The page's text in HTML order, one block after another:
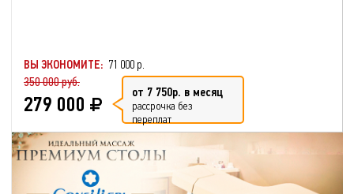
ВЫ ЭКОНОМИТЕ: 71 000 р.
350 000 руб.
279 000 от 7 750р. в месяц
рассрочка без
переплат